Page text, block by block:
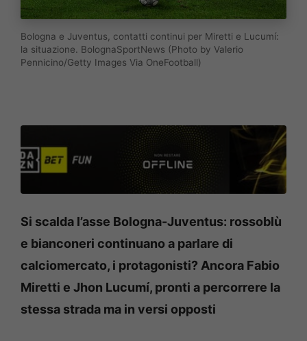
Bologna e Juventus, contatti continui per Miretti e Lucumí:
la situazione. BolognaSportNews (Photo by Valerio
Pennicino/Getty Images Via OneFootball)
Si scalda l’asse Bologna-Juventus: rossoblù
e bianconeri continuano a parlare di
calciomercato, i protagonisti? Ancora Fabio
Miretti e Jhon Lucumí, pronti a percorrere la
stessa strada ma in versi opposti